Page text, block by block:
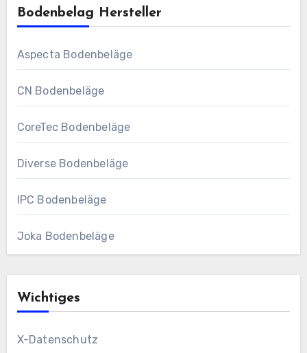
Bodenbelag Hersteller
Aspecta Bodenbeläge
CN Bodenbeläge
CoreTec Bodenbeläge
Diverse Bodenbeläge
IPC Bodenbeläge
Joka Bodenbeläge
Wichtiges
X-Datenschutz